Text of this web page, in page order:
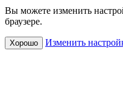
Вы можете изменить
браузере.
Хорошо Изменить